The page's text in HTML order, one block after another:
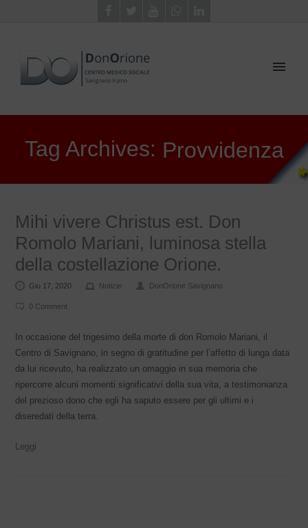
Tag Archives: Provvidenza
Mihi vivere Christus est. Don
Romolo Mariani, luminosa stella
della costellazione Orione.
Giu 17, 2020 Notizie DonOrione Savignano
0 Comment
In occasione del trigesimo della morte di don Romolo Mariani, il
Centro di Savignano, in segno di gratitudine per l’affetto di lunga data
da lui ricevuto, ha realizzato un omaggio in sua memoria che
ripercorre alcuni momenti significativi della sua vita, a testimonianza
del prezioso dono che egli ha saputo essere per gli ultimi e i
diseredati della terra.
Leggi